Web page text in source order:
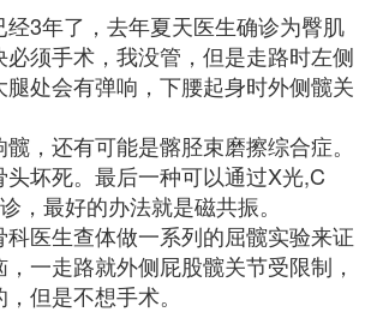
3年了，去年夏天医生确诊为臀肌
须手术，我没管，但是走路时左侧
腿处会有弹响，下腰起身时外侧髋关
，还有可能是髂胫束磨擦综合症。
坏死。最后一种可以通过X光,C
，最好的办法就是磁共振。
医生查体做一系列的屈髋实验来证
一走路就外侧屁股髋关节受限制，
但是不想手术。